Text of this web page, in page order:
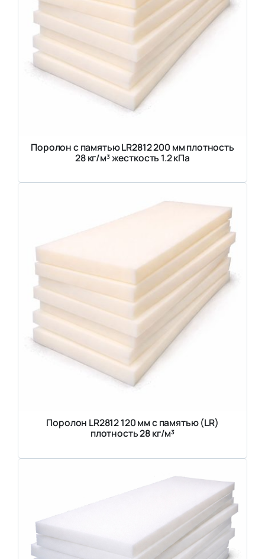
Поролон с памятью LR2812 200 мм плотность
28 кг/м³ жесткость 1.2 кПа
Поролон LR2812 120 мм с памятью (LR)
плотность 28 кг/м³